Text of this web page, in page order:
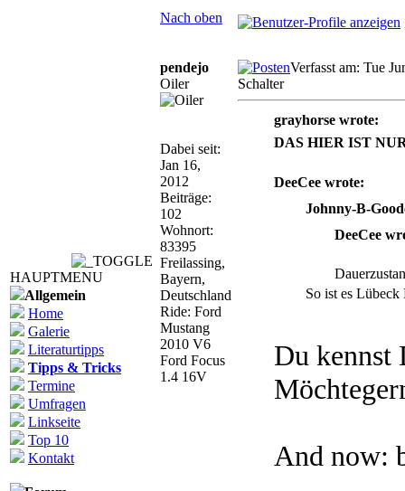
HAUPTMENU
Allgemein
Home
Galerie
Literaturtipps
Tipps & Tricks
Termine
Umfragen
Linkseite
Top 10
Kontakt
Nach oben
pendejo
Oiler
Dabei seit:
Jan 16,
2012
Beiträge:
102
Wohnort:
83395
Freilassing,
Bayern,
Deutschland
Ride: Ford
Mustang
2010 V6
Ford Focus
1.4 16V
Verfasst am: Tue
Schalter
grayhorse wrote:
DAS HIER IST
DeeCee wrote:
Johnny-B-
DeeCee
So ist es
Du kennst
And now: